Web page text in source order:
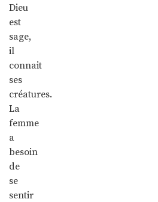
Dieu
est
sage,
il
connait
ses
créatures.
La
femme
a
besoin
de
se
sentir